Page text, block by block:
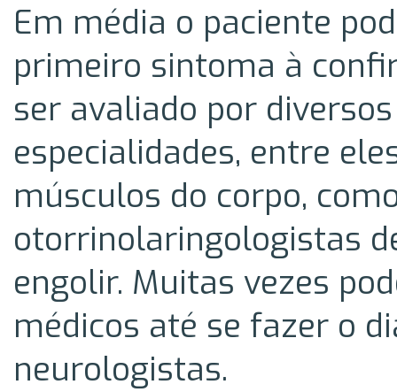
Em média o paciente
primeiro sintoma à
ser avaliado por
especialidades, entre
músculos do corpo,
otorrinolaringologistas
engolir. Muitas vezes
médicos até se fazer o
neurologistas.